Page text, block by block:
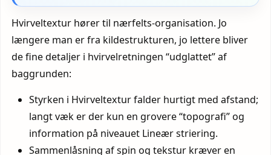
Hvirveltextur hører til nærfelts-organisation. Jo
længere man er fra kildestrukturen, jo lettere bliver
de fine detaljer i hvirvelretningen “udglattet” af
baggrunden:
Styrken i Hvirveltextur falder hurtigt med afstand;
langt væk er der kun en grovere “topografi” og
information på niveauet Lineær striering.
Sammenlåsning af spin og tekstur kræver en